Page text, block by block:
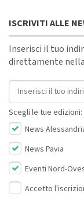
ISCRIVITI ALLE
Inserisci il tuo
direttamente
Indirizzo email
Scegli le tue edizioni:
News
News Pavia
Eventi Nord-
Accetto